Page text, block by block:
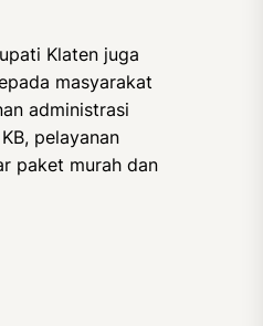
Klaten juga
masyarakat
administrasi
pelayanan
paket murah dan